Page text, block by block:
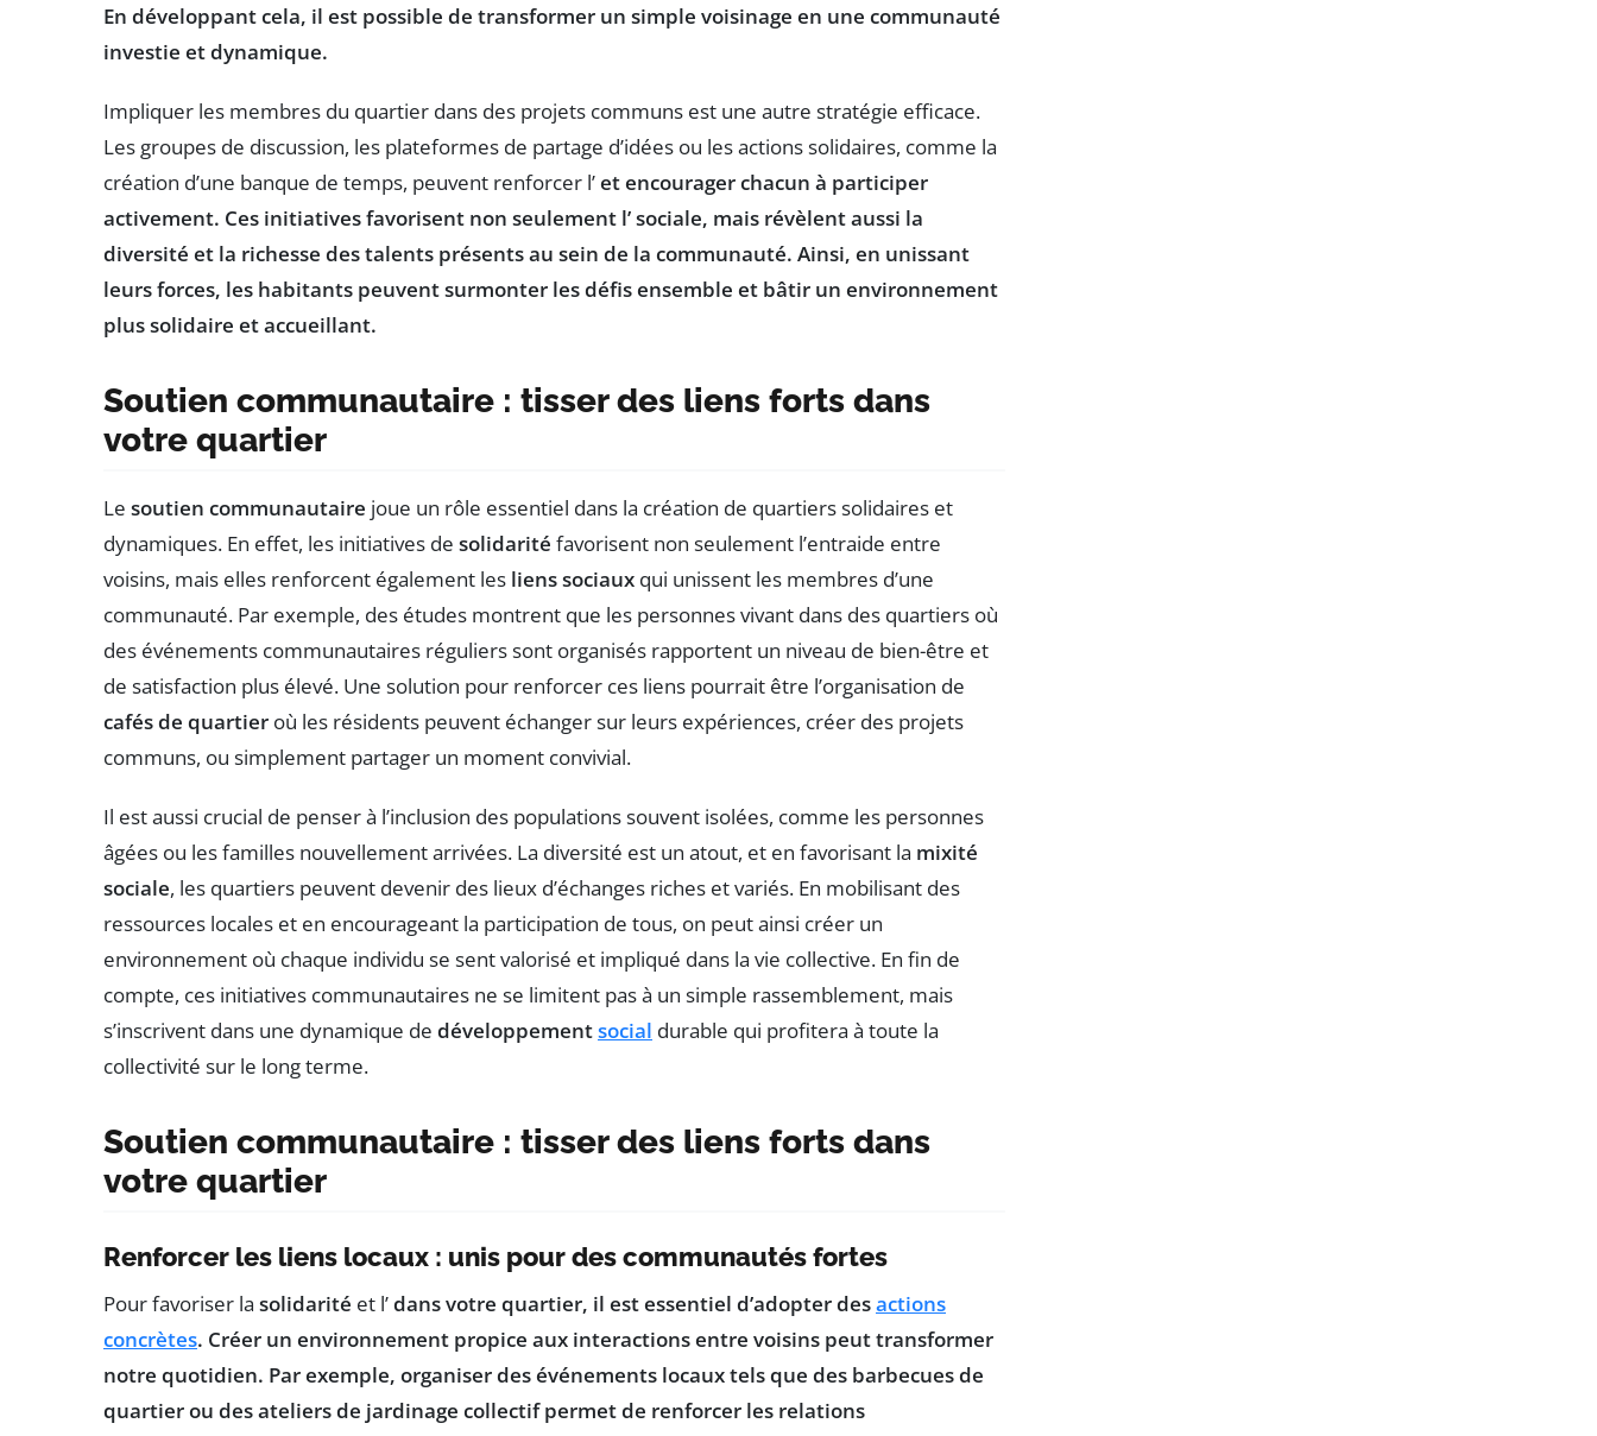
En développant cela, il est possible de transformer un simple voisinage en une communauté
investie et dynamique.
Impliquer les membres du quartier dans des projets communs est une autre stratégie efficace.
Les groupes de discussion, les plateformes de partage d’idées ou les actions solidaires, comme la
création d’une banque de temps, peuvent renforcer l’et encourager chacun à participer
activement. Ces initiatives favorisent non seulement l’sociale, mais révèlent aussi la
diversité et la richesse des talents présents au sein de la communauté. Ainsi, en unissant
leurs forces, les habitants peuvent surmonter les défis ensemble et bâtir un environnement
plus solidaire et accueillant.
Soutien communautaire : tisser des liens forts dans
votre quartier
Le soutien communautaire joue un rôle essentiel dans la création de quartiers solidaires et
dynamiques. En effet, les initiatives de solidarité favorisent non seulement l’entraide entre
voisins, mais elles renforcent également les liens sociaux qui unissent les membres d’une
communauté. Par exemple, des études montrent que les personnes vivant dans des quartiers où
des événements communautaires réguliers sont organisés rapportent un niveau de bien-être et
de satisfaction plus élevé. Une solution pour renforcer ces liens pourrait être l’organisation de
cafés de quartier où les résidents peuvent échanger sur leurs expériences, créer des projets
communs, ou simplement partager un moment convivial.
Il est aussi crucial de penser à l’inclusion des populations souvent isolées, comme les personnes
âgées ou les familles nouvellement arrivées. La diversité est un atout, et en favorisant la mixité
sociale, les quartiers peuvent devenir des lieux d’échanges riches et variés. En mobilisant des
ressources locales et en encourageant la participation de tous, on peut ainsi créer un
environnement où chaque individu se sent valorisé et impliqué dans la vie collective. En fin de
compte, ces initiatives communautaires ne se limitent pas à un simple rassemblement, mais
s’inscrivent dans une dynamique de développementsocial durable qui profitera à toute la
collectivité sur le long terme.
Soutien communautaire : tisser des liens forts dans
votre quartier
Renforcer les liens locaux : unis pour des communautés fortes
Pour favoriser la solidarité et l’dans votre quartier, il est essentiel d’adopter desactions
concrètes. Créer un environnement propice aux interactions entre voisins peut transformer
notre quotidien. Par exemple, organiser des événements locaux tels que des barbecues de
quartier ou des ateliers de jardinage collectif permet de renforcer les relations